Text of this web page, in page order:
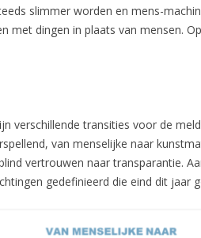
slimmer worden en mens-
met dingen in plaats van mensen.
verschillende transities voor de
van menselijke naar
vertrouwen naar transparantie.
gedefinieerd die eind dit jaar